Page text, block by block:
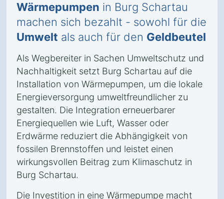
Wärmepumpen in Burg Schartau
machen sich bezahlt - sowohl für die
Umwelt als auch für den Geldbeutel
Als Wegbereiter in Sachen Umweltschutz und
Nachhaltigkeit setzt Burg Schartau auf die
Installation von Wärmepumpen, um die lokale
Energieversorgung umweltfreundlicher zu
gestalten. Die Integration erneuerbarer
Energiequellen wie Luft, Wasser oder
Erdwärme reduziert die Abhängigkeit von
fossilen Brennstoffen und leistet einen
wirkungsvollen Beitrag zum Klimaschutz in
Burg Schartau.
Die Investition in eine Wärmepumpe macht